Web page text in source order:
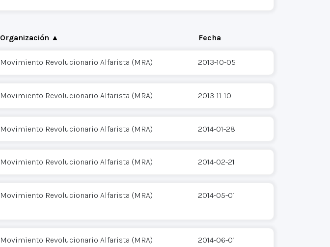
Organización ▲ Fecha
Movimiento Revolucionario Alfarista (MRA) 2013-10-05
Movimiento Revolucionario Alfarista (MRA) 2013-11-10
Movimiento Revolucionario Alfarista (MRA) 2014-01-28
Movimiento Revolucionario Alfarista (MRA) 2014-02-21
Movimiento Revolucionario Alfarista (MRA) 2014-05-01
Movimiento Revolucionario Alfarista (MRA) 2014-06-01